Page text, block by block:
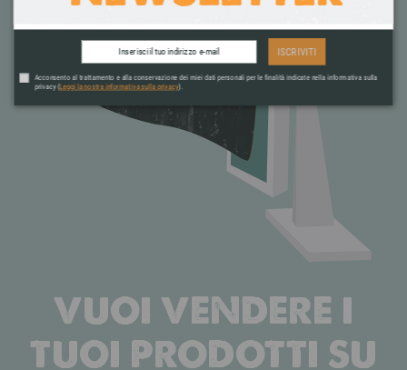
VUOI VENDERE I
TUOI PRODOTTI SU
ISCRIVITI
Acconsento al trattamento e alla conservazione dei miei dati personali per le finalità indicate nella informativa sulla
privacy (Leggi la nostra informativa sulla privacy).